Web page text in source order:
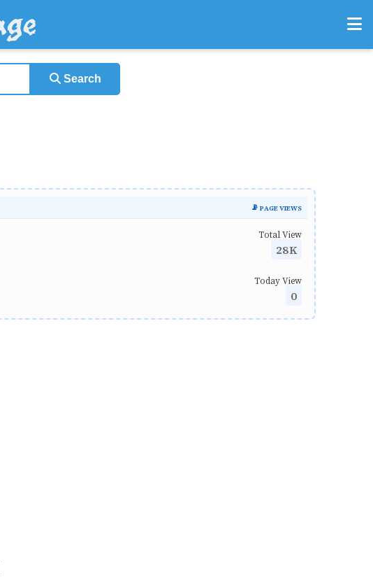
Search
📡 PAGE VIEWS
Total View
28K
Today View
0